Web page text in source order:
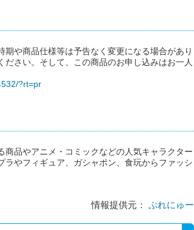
や商品仕様等は予告なく変更になる場合があり
さい。そして、この商品のお申し込みはお一人
?rt=pr
商品やアニメ・コミックなどの人気キャラクター
やフィギュア、ガシャポン、食玩からファッシ
情報提供元： ぷれにゅー